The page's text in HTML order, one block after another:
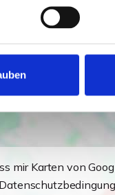
mir Karten von